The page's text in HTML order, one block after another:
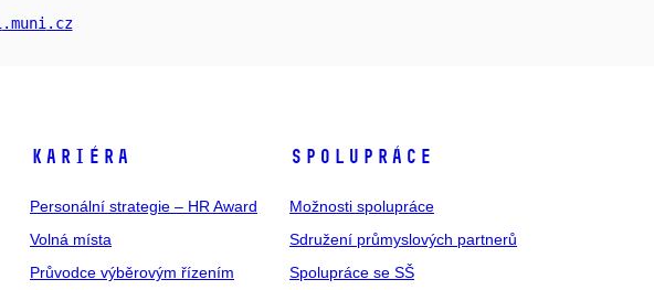
.muni .cz
KARIÉRA
Personální strategie – HR Award
Volná místa
Průvodce výběrovým řízením
SPOLUPRÁCE
Možnosti spolupráce
Sdružení průmyslových partnerů
Spolupráce se SŠ